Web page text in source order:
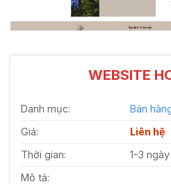
WEBSITE
Danh mục:
Bán
Giá:
Liên hệ
Thời gian:
1-3
Mô tả: